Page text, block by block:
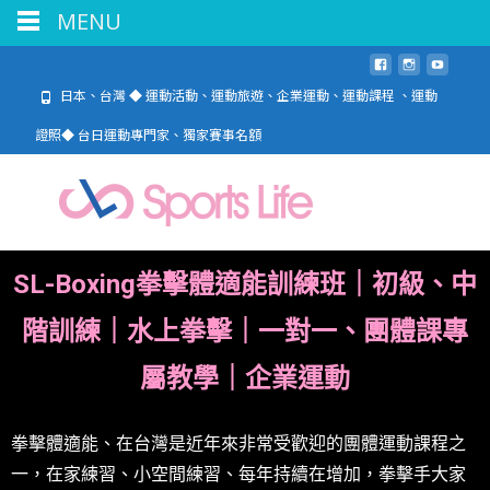
日本、台灣 ◆ 運動活動、運動旅遊、企業運動、運動課程 、運動
證照◆ 台日運動專門家、獨家賽事名額
SL-Boxing拳擊體適能訓練班
初級、中
階訓練｜水上拳擊｜一對一、團體課專
屬教學｜企業運動
拳擊體適能、在台灣是近年來非常受歡迎的團體運動課程之
一，在家練習、小空間練習、每年持續在增加，拳擊手大家
MENU